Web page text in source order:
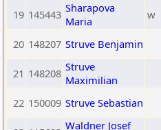
19 145443 Sharapova
Maria
w
20 148207 Struve Benjamin
21 148208 Struve
Maximilian
22 150009 Struve Sebastian
Waldner Josef